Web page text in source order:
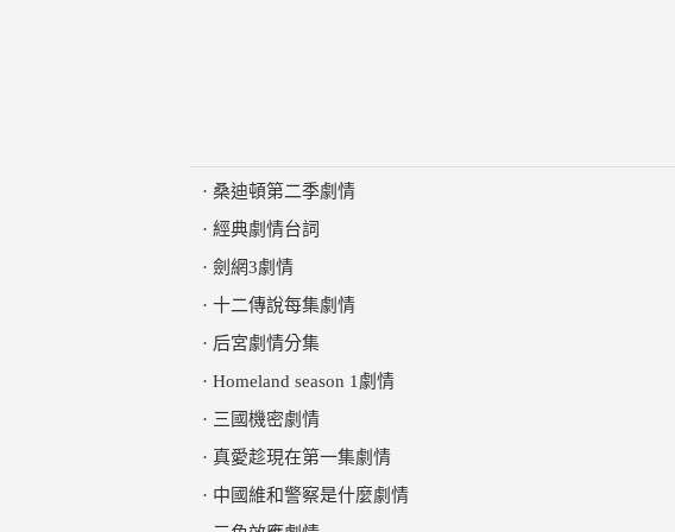
· 桑迪頓第二季劇情
· 經典劇情台詞
· 劍網3劇情
· 十二傳說每集劇情
· 后宮劇情分集
· Homeland season 1劇情
· 三國機密劇情
· 真愛趁現在第一集劇情
· 中國維和警察是什麼劇情